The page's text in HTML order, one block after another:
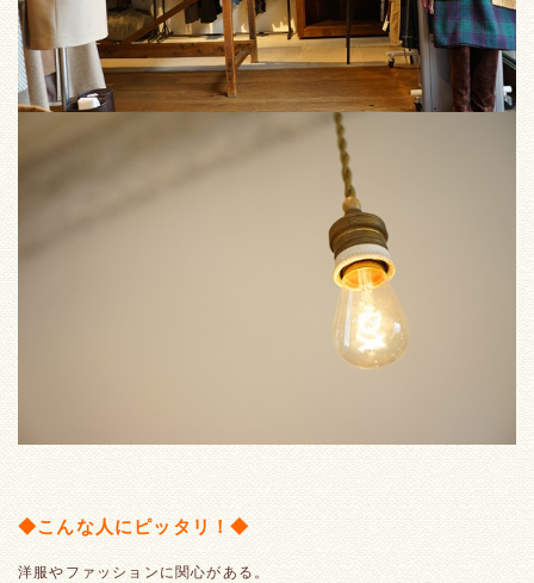
◆こんな人にピッタリ！◆
洋服やファッションに関心がある。